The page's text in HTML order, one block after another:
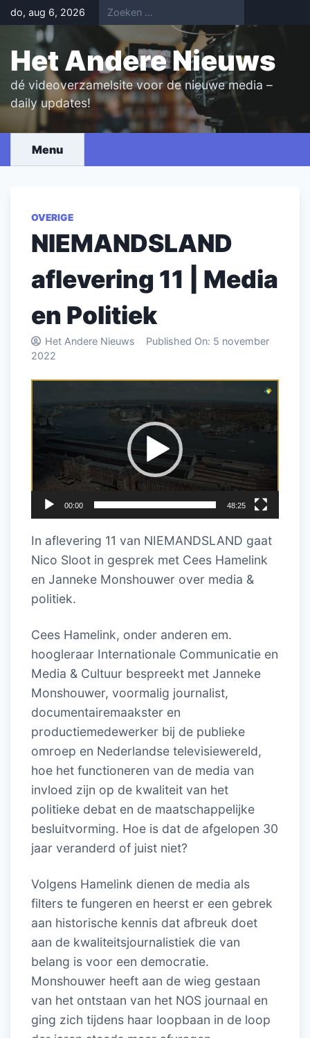
Skip
to
content
do, aug 6, 2026
Het Andere Nieuws
dé videoverzamelsite voor de nieuwe media –
daily updates!
Menu
OVERIGE
NIEMANDSLAND
aflevering 11 | Media
en Politiek
Het Andere Nieuws Published On: 5 november
2022
00:00 48:25
In aflevering 11 van NIEMANDSLAND gaat
Nico Sloot in gesprek met Cees Hamelink
en Janneke Monshouwer over media &
politiek.
Cees Hamelink, onder anderen em.
hoogleraar Internationale Communicatie en
Media & Cultuur bespreekt met Janneke
Monshouwer, voormalig journalist,
documentairemaakster en
productiemedewerker bij de publieke
omroep en Nederlandse televisiewereld,
hoe het functioneren van de media van
invloed zijn op de kwaliteit van het
politieke debat en de maatschappelijke
besluitvorming. Hoe is dat de afgelopen 30
jaar veranderd of juist niet?
Volgens Hamelink dienen de media als
filters te fungeren en heerst er een gebrek
aan historische kennis dat afbreuk doet
aan de kwaliteitsjournalistiek die van
belang is voor een democratie.
Monshouwer heeft aan de wieg gestaan
van het ontstaan van het NOS journaal en
ging zich tijdens haar loopbaan in de loop